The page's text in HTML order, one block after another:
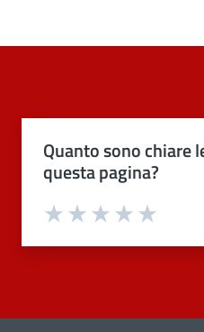
Quanto sono chiare
questa pagina?
Valuta 4
Valuta 3 stelle
Valuta 2 stelle su 5
Valuta 1 stelle su 5